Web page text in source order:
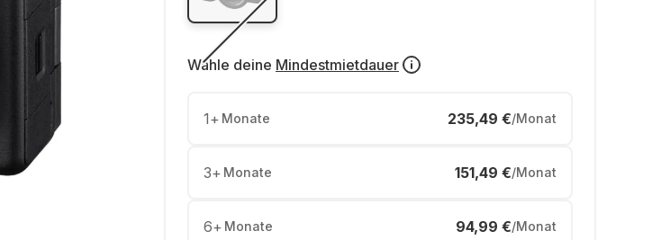
Wähle deine Mindestmietdauer
1+ Monate 235,49 €/Monat
3+ Monate 151,49 €/Monat
6+ Monate 94,99 €/Monat